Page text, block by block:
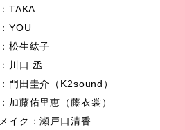
TAKA
YOU
松生紘子
川口 丞
門田圭介（K2sound）
加藤佑里恵（藤衣裳）
イク：瀬戸口清香